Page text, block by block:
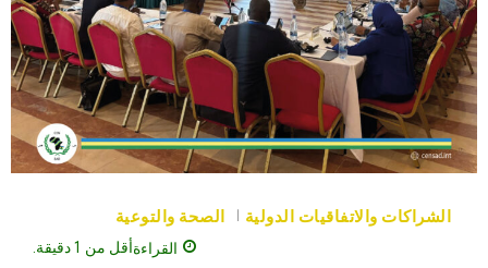
الشراكات والاتفاقيات الدولية الصحة والتوعية
القراءةأقل من 1 دقيقة.